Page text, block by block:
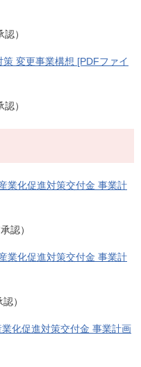
）
変更事業構想 [PDFファイ
）
業化促進対策交付金 事業計
認）
業化促進対策交付金 事業計
）
化促進対策交付金 事業計画